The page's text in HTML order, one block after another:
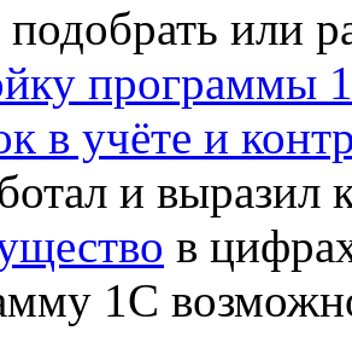
или
программы
в учёте и
и выразил
в
1С